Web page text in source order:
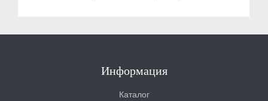
Информация
Каталог